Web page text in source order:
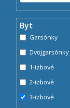
Byt
Garsónky
Dvojgarsónky
1-izbové
2-izbové
3-izbové